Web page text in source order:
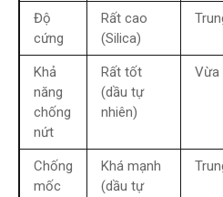
Độ
cứng
Rất cao
(Silica)
Khả
năng
chống
nứt
Rất tốt
(dầu tự
nhiên)
Vừa
Chống
mốc
Khá mạnh
(dầu tự